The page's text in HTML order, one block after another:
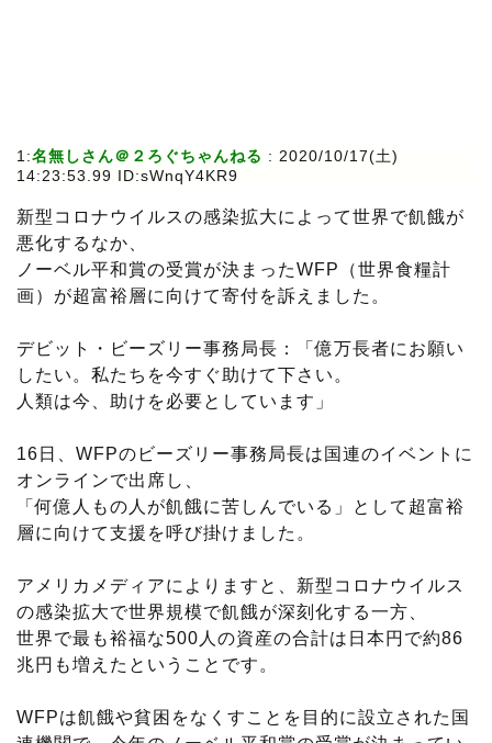
1:名無しさん＠２ろぐちゃんねる : 2020/10/17(土)
14:23:53.99 ID:sWnqY4KR9
新型コロナウイルスの感染拡大によって世界で飢餓が
悪化するなか、
ノーベル平和賞の受賞が決まったWFP（世界食糧計
画）が超富裕層に向けて寄付を訴えました。
デビット・ビーズリー事務局長：「億万長者にお願い
したい。私たちを今すぐ助けて下さい。
人類は今、助けを必要としています」
16日、WFPのビーズリー事務局長は国連のイベントに
オンラインで出席し、
「何億人もの人が飢餓に苦しんでいる」として超富裕
層に向けて支援を呼び掛けました。
アメリカメディアによりますと、新型コロナウイルス
の感染拡大で世界規模で飢餓が深刻化する一方、
世界で最も裕福な500人の資産の合計は日本円で約86
兆円も増えたということです。
WFPは飢餓や貧困をなくすことを目的に設立された国